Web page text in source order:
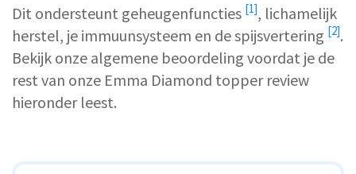
Dit ondersteunt geheugenfuncties [1], lichamelijk
herstel, je immuunsysteem en de spijsvertering [2].
Bekijk onze algemene beoordeling voordat je de
rest van onze Emma Diamond topper review
hieronder leest.